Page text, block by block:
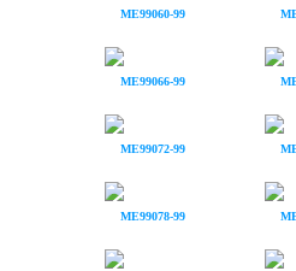
ME99060-99
ME99066-99
ME99072-99
ME99078-99